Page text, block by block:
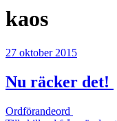
kaos
27 oktober 2015
Nu räcker det!
Ordförandeord